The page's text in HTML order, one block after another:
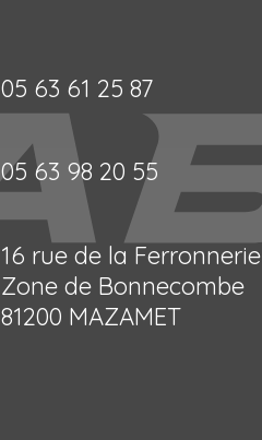
05 63 61 25 87
05 63 98 20 55
16 rue de la Ferronnerie
Zone de Bonnecombe
81200 MAZAMET